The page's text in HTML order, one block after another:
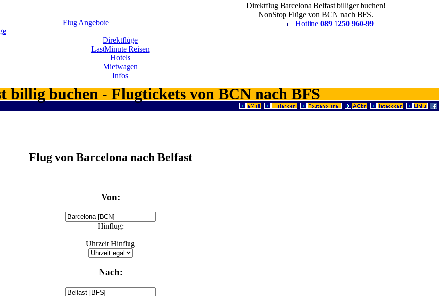
Direktflug Barcelona Belfast billiger buchen!
NonStop Flüge von BCN nach BFS.
Hotline 089 1250 960-99
Flug Angebote
Direktflüge
LastMinute Reisen
Hotels
Mietwagen
Infos
billig buchen - Flugtickets von BCN nach BFS
Flug von Barcelona nach Belfast
Von:
Hinflug:
Uhrzeit Hinflug
Nach: